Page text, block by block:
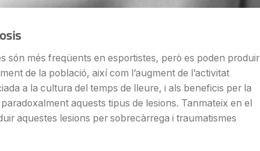
són més freqüents en esportistes, però es poden produir
de la població, així com l’augment de l’activitat
a la cultura del temps de lleure, i als beneficis per la
aquests tipus de lesions. Tanmateix en el
aquestes lesions per sobrecàrrega i traumatismes